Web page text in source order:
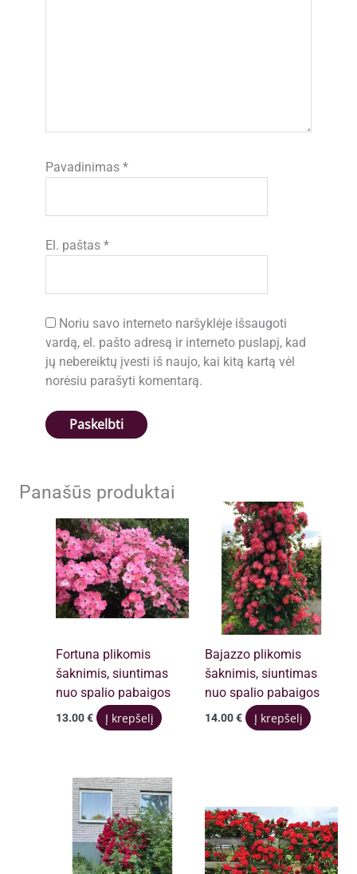
Pavadinimas*
El. paštas*
Noriu savo interneto naršyklėje išsaugoti
vardą, el. pašto adresą ir interneto puslapį, kad
jų nebereiktų įvesti iš naujo, kai kitą kartą vėl
norėsiu parašyti komentarą.
Panašūs produktai
Fortuna plikomis
šaknimis, siuntimas
nuo spalio pabaigos
13.00€ Į krepšelį
Bajazzo plikomis
šaknimis, siuntimas
nuo spalio pabaigos
14.00€ Į krepšelį